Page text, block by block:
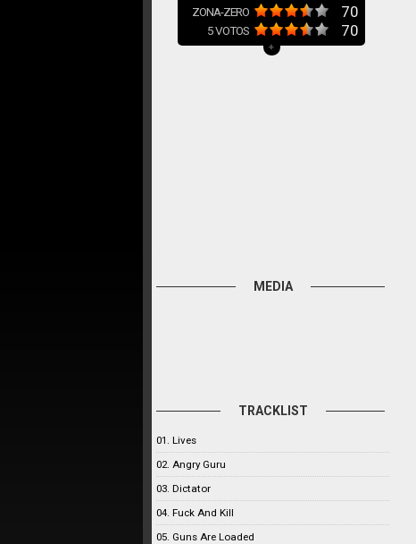
ZONA-ZERO 70
5VOTOS 70
+
MEDIA
TRACKLIST
01. Lives
02. Angry Guru
03. Dictator
04. Fuck And Kill
05. Guns Are Loaded